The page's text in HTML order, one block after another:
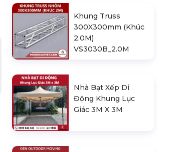
Khung Truss
300X300mm (Khúc
2.0M)
VS3030B_2.0M
Nhà Bạt Xếp Di
Động Khung Lục
Giác 3M X 3M